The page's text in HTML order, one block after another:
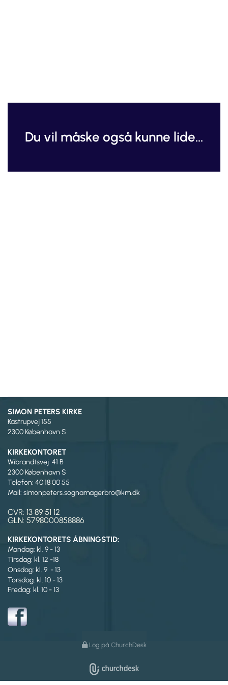
Du vil måske også kunne lide...
SIMON PETERS KIRKE
Kastrupvej 155
2300 København S
KIRKEKONTORET
Wibrandtsvej 41 B
2300 København S
Telefon: 40 18 00 55
Mail: simonpeters.sognamagerbro@km.dk
CVR: 13 89 51 12
GLN: 5798000858886
KIRKEKONTORETS ÅBNINGSTID:
Mandag: kl. 9 - 13
Tirsdag: kl. 12 -18
Onsdag: kl. 9 - 13
Torsdag: kl. 10 - 13
Fredag: kl. 10 - 13
Log på ChurchDesk